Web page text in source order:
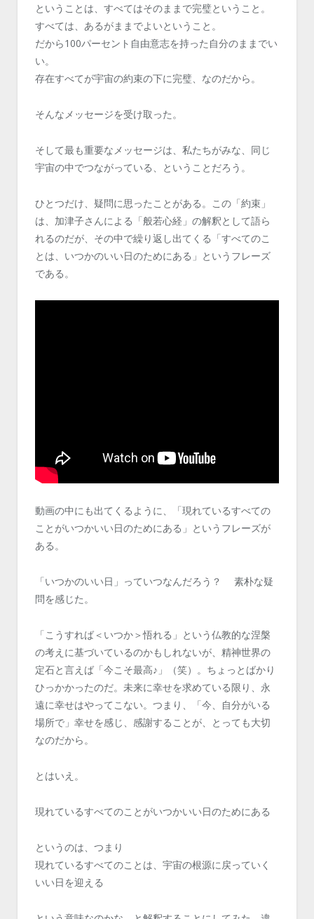
ということは、すべてはそのままで完璧ということ。
すべては、あるがままでよいということ。
だから100パーセント自由意志を持った自分のままでい
い。
存在すべてが宇宙の約束の下に完璧、なのだから。
そんなメッセージを受け取った。
そして最も重要なメッセージは、私たちがみな、同じ
宇宙の中でつながっている、ということだろう。
ひとつだけ、疑問に思ったことがある。この「約束」
は、加津子さんによる「般若心経」の解釈として語ら
れるのだが、その中で繰り返し出てくる「すべてのこ
とは、いつかのいい日のためにある」というフレーズ
である。
動画の中にも出てくるように、「現れているすべての
ことがいつかいい日のためにある」というフレーズが
ある。
「いつかのいい日」っていつなんだろう？ 素朴な疑
問を感じた。
「こうすれば＜いつか＞悟れる」という仏教的な涅槃
の考えに基づいているのかもしれないが、精神世界の
定石と言えば「今こそ最高♪」（笑）。ちょっとばかり
ひっかかったのだ。未来に幸せを求めている限り、永
遠に幸せはやってこない。つまり、「今、自分がいる
場所で」幸せを感じ、感謝することが、とっても大切
なのだから。
とはいえ。
現れているすべてのことがいつかいい日のためにある
というのは、つまり
現れているすべてのことは、宇宙の根源に戻っていく
いい日を迎える